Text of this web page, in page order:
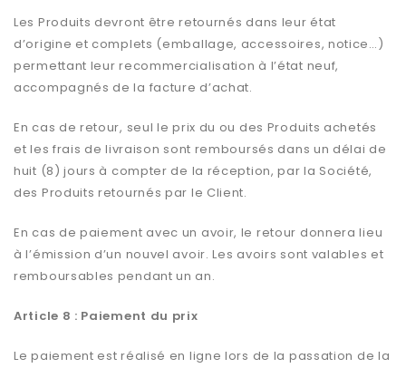
Les Produits devront être retournés dans leur état
d’origine et complets (emballage, accessoires, notice…)
permettant leur recommercialisation à l’état neuf,
accompagnés de la facture d’achat.
En cas de retour, seul le prix du ou des Produits achetés
et les frais de livraison sont remboursés dans un délai de
huit (8) jours à compter de la réception, par la Société,
des Produits retournés par le Client.
En cas de paiement avec un avoir, le retour donnera lieu
à l’émission d’un nouvel avoir. Les avoirs sont valables et
remboursables pendant un an.
Article 8 : Paiement du prix
Le paiement est réalisé en ligne lors de la passation de la